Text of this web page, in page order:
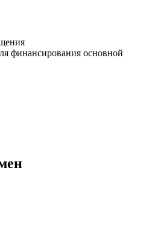
финансирования основной